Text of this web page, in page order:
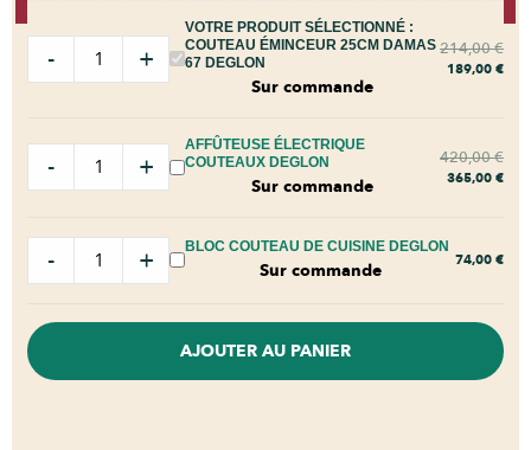
VOTRE PRODUIT SÉLECTIONNÉ :
COUTEAU ÉMINCEUR 25CM DAMAS
67 DEGLON
Sur commande
- + 214,00€
189,00 €
AFFÛTEUSE ÉLECTRIQUE
COUTEAUX DEGLON
Sur commande
- + 420,00€
365,00 €
BLOC COUTEAU DE CUISINE DEGLON
Sur commande
- + 74,00 €
AJOUTER AU PANIER